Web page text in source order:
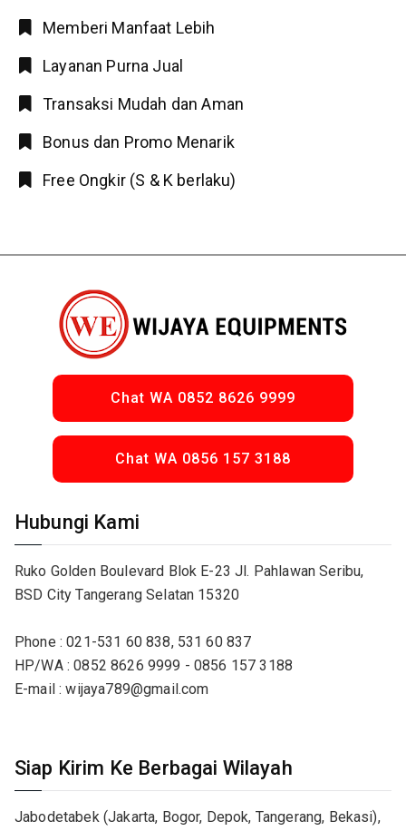
Memberi Manfaat Lebih
Layanan Purna Jual
Transaksi Mudah dan Aman
Bonus dan Promo Menarik
Free Ongkir (S & K berlaku)
Chat WA 0852 8626 9999
Chat WA 0856 157 3188
Hubungi Kami
Ruko Golden Boulevard Blok E-23 Jl. Pahlawan Seribu,
BSD City Tangerang Selatan 15320
Phone : 021-531 60 838, 531 60 837
HP/WA : 0852 8626 9999 - 0856 157 3188
E-mail : wijaya789@gmail.com
Siap Kirim Ke Berbagai Wilayah
Jabodetabek (Jakarta, Bogor, Depok, Tangerang, Bekasi),